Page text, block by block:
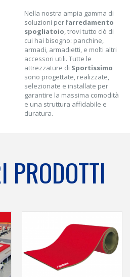
Nella nostra ampia gamma di
soluzioni per l’arredamento
spogliatoio, trovi tutto ciò di
cui hai bisogno: panchine,
armadi, armadietti, e molti altri
accessori utili. Tutte le
attrezzature di Sportissimo
sono progettate, realizzate,
selezionate e installate per
garantire la massima comodità
e una struttura affidabile e
duratura.
PRODOTTI